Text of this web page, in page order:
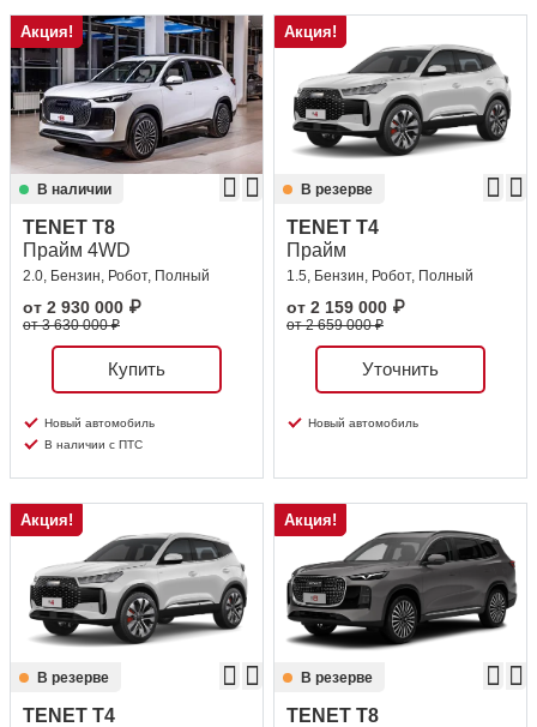
Акция!
В наличии
TENET T8
Прайм 4WD
2.0, Бензин, Робот, Полный
от 2 930 000 ₽
от 3 630 000 ₽
Купить
Новый автомобиль
В наличии с ПТС
Акция!
В резерве
TENET T4
Прайм
1.5, Бензин, Робот, Полный
от 2 159 000 ₽
от 2 659 000 ₽
Уточнить
Новый автомобиль
Акция!
В резерве
TENET T4
Акция!
В резерве
TENET T8